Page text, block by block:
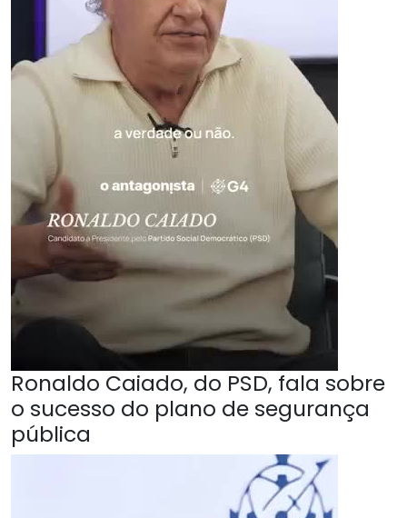
Ronaldo Caiado, do PSD, fala sobre
o sucesso do plano de segurança
pública